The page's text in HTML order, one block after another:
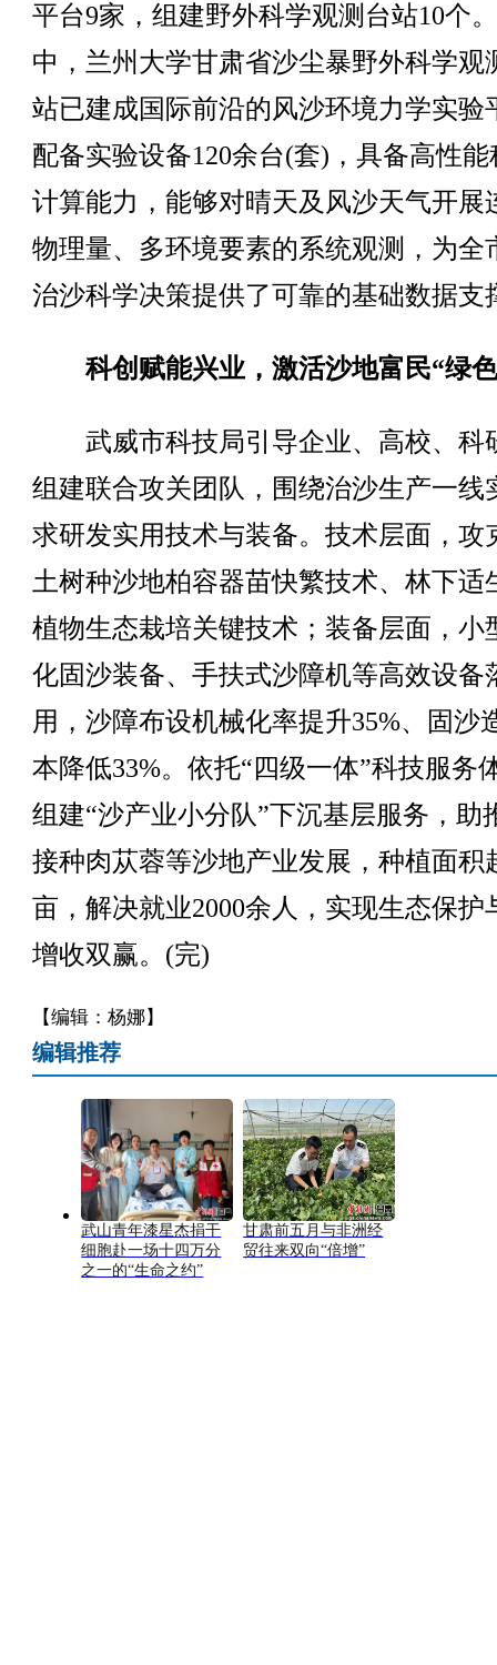
平台9家，组建野外科学观测台站10个
中，兰州大学甘肃省沙尘暴野外科学观
站已建成国际前沿的风沙环境力学实验
配备实验设备120余台(套)，具备高性能
计算能力，能够对晴天及风沙天气开展
物理量、多环境要素的系统观测，为全
治沙科学决策提供了可靠的基础数据支
科创赋能兴业，激活沙地富民“绿
武威市科技局引导企业、高校、科
组建联合攻关团队，围绕治沙生产一线
求研发实用技术与装备。技术层面，攻
土树种沙地柏容器苗快繁技术、林下适
植物生态栽培关键技术；装备层面，小
化固沙装备、手扶式沙障机等高效设备
用，沙障布设机械化率提升35%、固沙
本降低33%。依托“四级一体”科技服务
组建“沙产业小分队”下沉基层服务，助
接种肉苁蓉等沙地产业发展，种植面积
亩，解决就业2000余人，实现生态保护
增收双赢。(完)
【编辑：杨娜】
编辑推荐
武山青年漆星杰捐干
细胞赴一场十四万分
之一的“生命之约”
甘肃前五月与非洲经
贸往来双向“倍增”